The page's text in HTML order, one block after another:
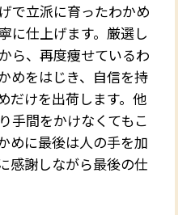
で立派に育ったわかめ
に仕上げます。厳選し
ら、再度痩せているわ
めをはじき、自信を持
だけを出荷します。他
手間をかけなくてもこ
めに最後は人の手を加
感謝しながら最後の仕